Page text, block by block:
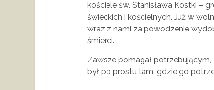
kościele św. Stanisława Kostki –
świeckich i kościelnych. Już w
wraz z nami za powodzenie
śmierci.
Zawsze pomagał potrzebującym,
był po prostu tam, gdzie go